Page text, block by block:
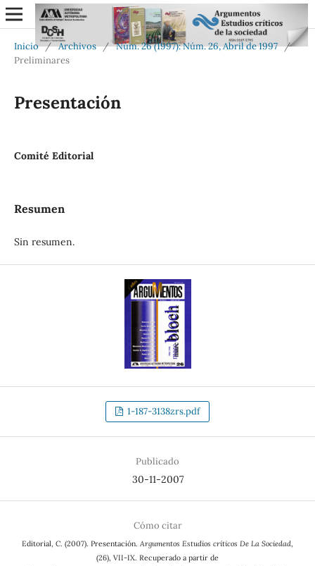
Inicio / Archivos / Núm. 26 (1997): Núm. 26, Abril de 1997 /
Preliminares
Presentación
Comité Editorial
Resumen
Sin resumen.
1-187-3138zrs.pdf
Publicado
30-11-2007
Cómo citar
Editorial, C. (2007). Presentación. Argumentos Estudios críticos De La Sociedad,
(26), VII-IX. Recuperado a partir de